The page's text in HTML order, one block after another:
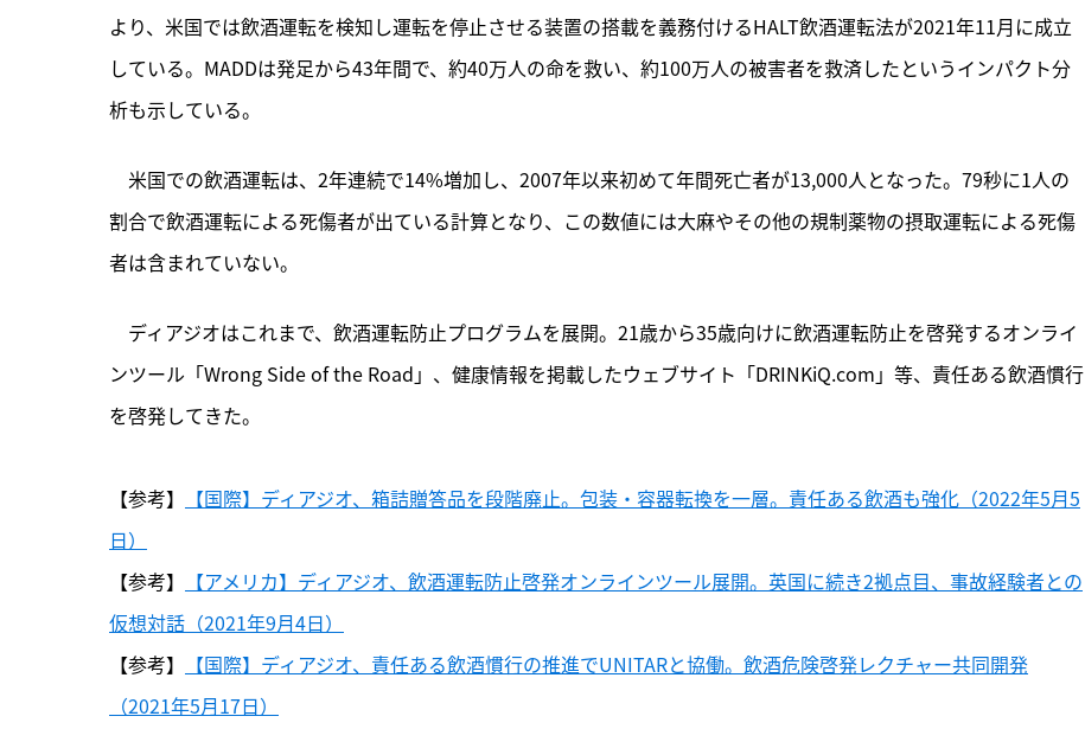
より、米国では飲酒運転を検知し運転を停止させる装置の搭載を義務付けるHALT飲酒運転法が2021年11月に成立
している。MADDは発足から43年間で、約40万人の命を救い、約100万人の被害者を救済したというインパクト分
析も示している。
米国での飲酒運転は、2年連続で14%増加し、2007年以来初めて年間死亡者が13,000人となった。79秒に1人の
割合で飲酒運転による死傷者が出ている計算となり、この数値には大麻やその他の規制薬物の摂取運転による死傷
者は含まれていない。
ディアジオはこれまで、飲酒運転防止プログラムを展開。21歳から35歳向けに飲酒運転防止を啓発するオンライ
ンツール「Wrong Side of the Road」、健康情報を掲載したウェブサイト「DRINKiQ.com」等、責任ある飲酒慣行
を啓発してきた。
【参考】
【国際】ディアジオ、箱詰贈答品を段階廃止。包装・容器転換を一層。責任ある飲酒も強化（2022年5月5
日）
【参考】
【アメリカ】ディアジオ、飲酒運転防止啓発オンラインツール展開。英国に続き2拠点目、事故経験者との
仮想対話（2021年9月4日）
【参考】
【国際】ディアジオ、責任ある飲酒慣行の推進でUNITARと協働。飲酒危険啓発レクチャー共同開発
（2021年5月17日）